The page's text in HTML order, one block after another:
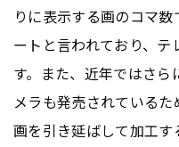
りに表示する画のコマ
ートと言われており、
す。また、近年ではさ
メラも発売されている
画を引き延ばして加工